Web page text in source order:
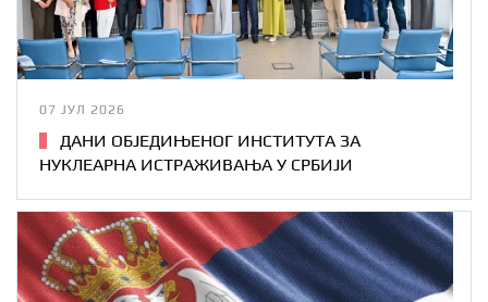
07 ЈУЛ 2026
ДАНИ ОБЈЕДИЊЕНОГ ИНСТИТУТА ЗА
НУКЛЕАРНА ИСТРАЖИВАЊА У СРБИЈИ